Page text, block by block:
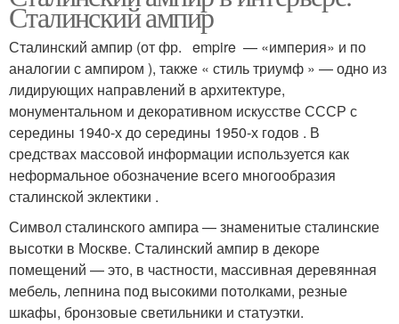
Сталинский ампир
Сталинский ампир (от фр. empire — «империя» и по
аналогии с ампиром ), также « стиль триумф » — одно из
лидирующих направлений в архитектуре,
монументальном и декоративном искусстве СССР с
середины 1940-х до середины 1950-х годов . В
средствах массовой информации используется как
неформальное обозначение всего многообразия
сталинской эклектики .
Символ сталинского ампира — знаменитые сталинские
высотки в Москве. Сталинский ампир в декоре
помещений — это, в частности, массивная деревянная
мебель, лепнина под высокими потолками, резные
шкафы, бронзовые светильники и статуэтки.